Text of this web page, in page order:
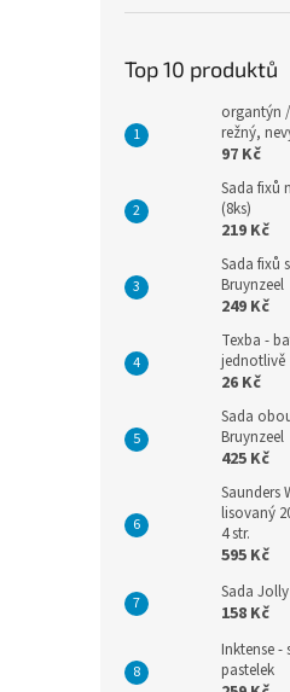
Top 10 produktů
organtýn
režný,
97 Kč
Sada fixů
(8ks)
219 Kč
Sada fixů
Bruynzeel
249 Kč
Texba -
jednotlivě
26 Kč
Sada
Bruynzeel
425 Kč
Saunders
lisovaný
4 str.
595 Kč
Sada
158 Kč
Inktense -
pastelek